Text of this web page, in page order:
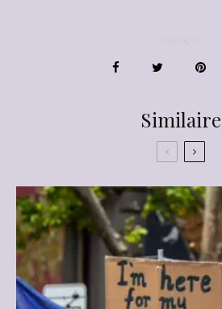
Similaire